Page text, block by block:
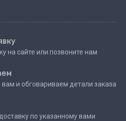
на сайте или позвоните нам
и обговариваем детали заказа
по указанному вами